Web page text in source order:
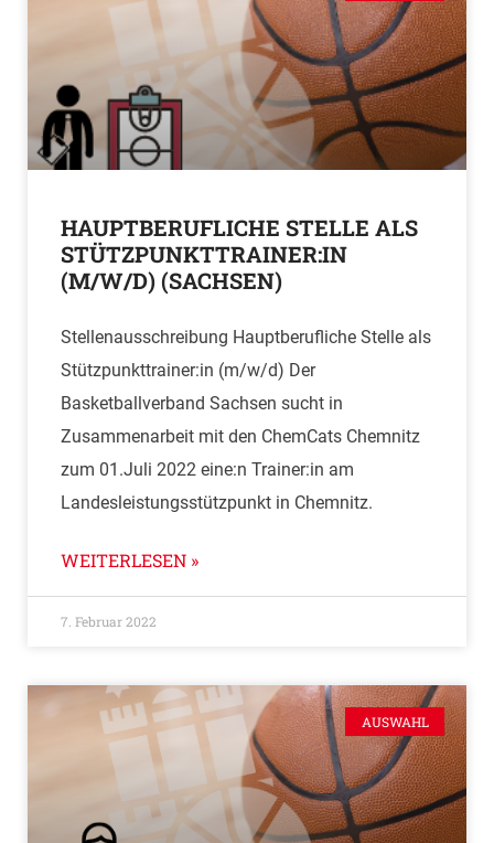
HAUPTBERUFLICHE STELLE ALS
STÜTZPUNKTTRAINER:IN
(M/W/D) (SACHSEN)
Stellenausschreibung Hauptberufliche Stelle als
Stützpunkttrainer:in (m/w/d) Der
Basketballverband Sachsen sucht in
Zusammenarbeit mit den ChemCats Chemnitz
zum 01.Juli 2022 eine:n Trainer:in am
Landesleistungsstützpunkt in Chemnitz.
WEITERLESEN »
7. Februar 2022
AUSWAHL